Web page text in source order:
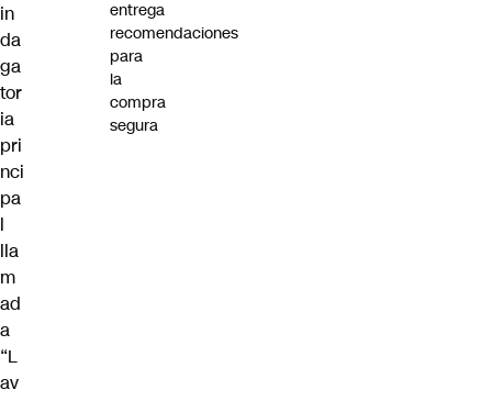
in
da
ga
tor
ia
pri
nci
pa
l
lla
m
ad
a
“L
av
entrega
recomendaciones
para
la
compra
segura